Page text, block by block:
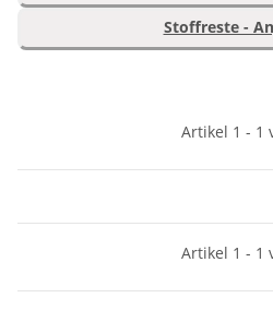
Stoffreste -
Artikel 1 - 1
Artikel 1 - 1